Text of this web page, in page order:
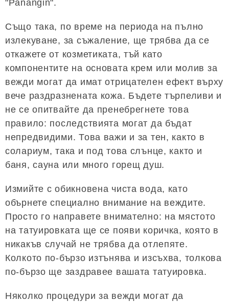
"Panangin".
Също така, по време на периода на пълно
излекуване, за съжаление, ще трябва да се
откажете от козметиката, тъй като
компонентите на основата крем или молив за
вежди могат да имат отрицателен ефект върху
вече раздразнената кожа. Бъдете търпеливи и
не се опитвайте да пренебрегнете това
правило: последствията могат да бъдат
непредвидими. Това важи и за тен, както в
солариум, така и под това слънце, както и
баня, сауна или много горещ душ.
Измийте с обикновена чиста вода, като
обърнете специално внимание на веждите.
Просто го направете внимателно: на мястото
на татуировката ще се появи коричка, която в
никакъв случай не трябва да отлепяте.
Колкото по-бързо изтънява и изсъхва, толкова
по-бързо ще заздравее вашата татуировка.
Няколко процедури за вежди могат да